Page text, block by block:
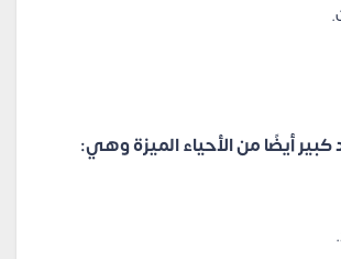
أيضًا من الأحياء الميزة وهي: